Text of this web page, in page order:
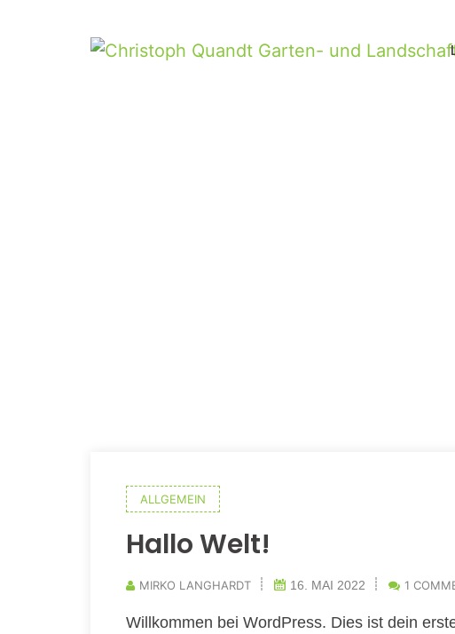
ALLGEMEIN
Hallo Welt!
MIRKO LANGHARDT 16. MAI 2022 1
Willkommen bei WordPress. Dies ist dein